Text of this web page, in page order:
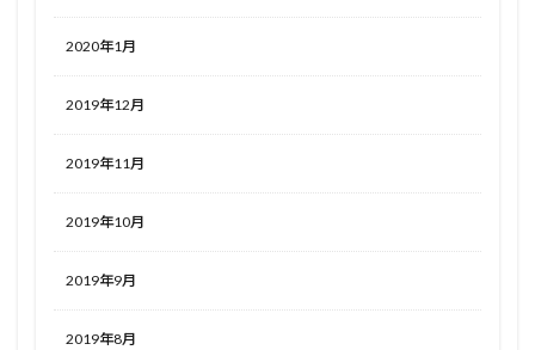
2020年1月
2019年12月
2019年11月
2019年10月
2019年9月
2019年8月